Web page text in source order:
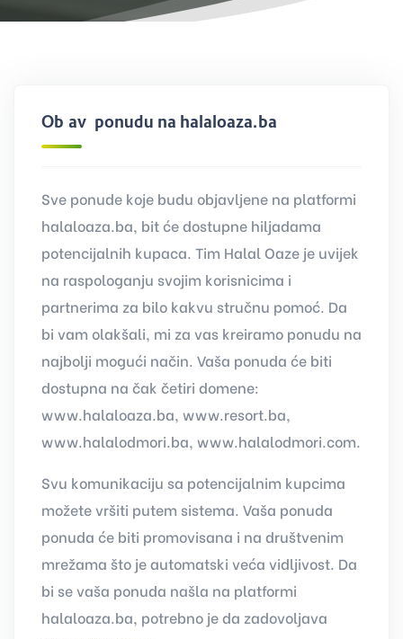
Objavi ponudu na halaloaza.ba
Sve ponude koje budu objavljene na platformi
halaloaza.ba, bit će dostupne hiljadama
potencijalnih kupaca. Tim Halal Oaze je uvijek
na raspologanju svojim korisnicima i
partnerima za bilo kakvu stručnu pomoć. Da
bi vam olakšali, mi za vas kreiramo ponudu na
najbolji mogući način. Vaša ponuda će biti
dostupna na čak četiri domene:
www.halaloaza.ba, www.resort.ba,
www.halalodmori.ba, www.halalodmori.com.
Svu komunikaciju sa potencijalnim kupcima
možete vršiti putem sistema. Vaša ponuda
ponuda će biti promovisana i na društvenim
mrežama što je automatski veća vidljivost. Da
bi se vaša ponuda našla na platformi
halaloaza.ba, potrebno je da zadovoljava